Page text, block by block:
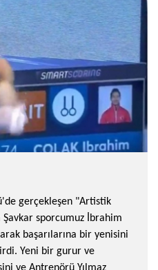
gerçekleşen "Artistik
Şavkar sporcumuz İbrahim
başarılarına bir yenisini
Yeni bir gurur ve
ve Antrenörü Yılmaz